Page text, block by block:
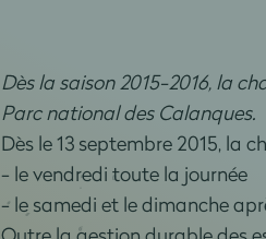
Dès la saison 2015-2016, la
Parc national des Calanques.
Dès le 13 septembre 2015, la
- le vendredi toute la journée
- le samedi et le dimanche